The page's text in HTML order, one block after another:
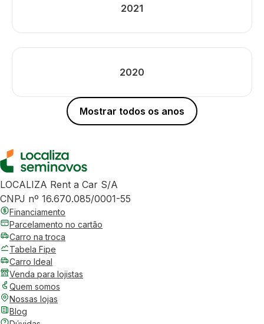
2021
2020
Mostrar todos os anos
LOCALIZA Rent a Car S/A
CNPJ nº 16.670.085/0001-55
Financiamento
Parcelamento no cartão
Carro na troca
Tabela Fipe
Carro Ideal
Venda para lojistas
Quem somos
Nossas lojas
Blog